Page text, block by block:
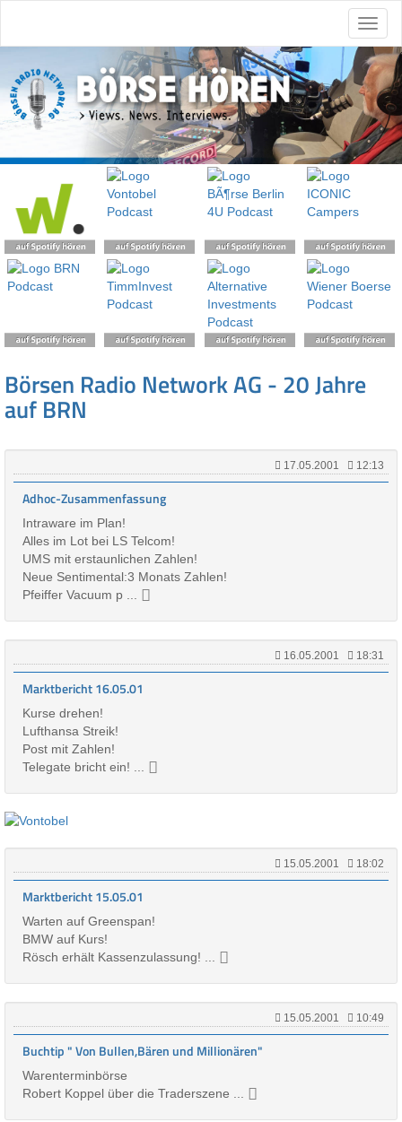
Börsen Radio Network AG - 20 Jahre
auf BRN
17.05.2001 12:13
Adhoc-Zusammenfassung
Intraware im Plan!
Alles im Lot bei LS Telcom!
UMS mit erstaunlichen Zahlen!
Neue Sentimental:3 Monats Zahlen!
Pfeiffer Vacuum p ...
16.05.2001 18:31
Marktbericht 16.05.01
Kurse drehen!
Lufthansa Streik!
Post mit Zahlen!
Telegate bricht ein! ...
15.05.2001 18:02
Marktbericht 15.05.01
Warten auf Greenspan!
BMW auf Kurs!
Rösch erhält Kassenzulassung! ...
15.05.2001 10:49
Buchtip " Von Bullen,Bären und Millionären"
Warenterminbörse
Robert Koppel über die Traderszene ...